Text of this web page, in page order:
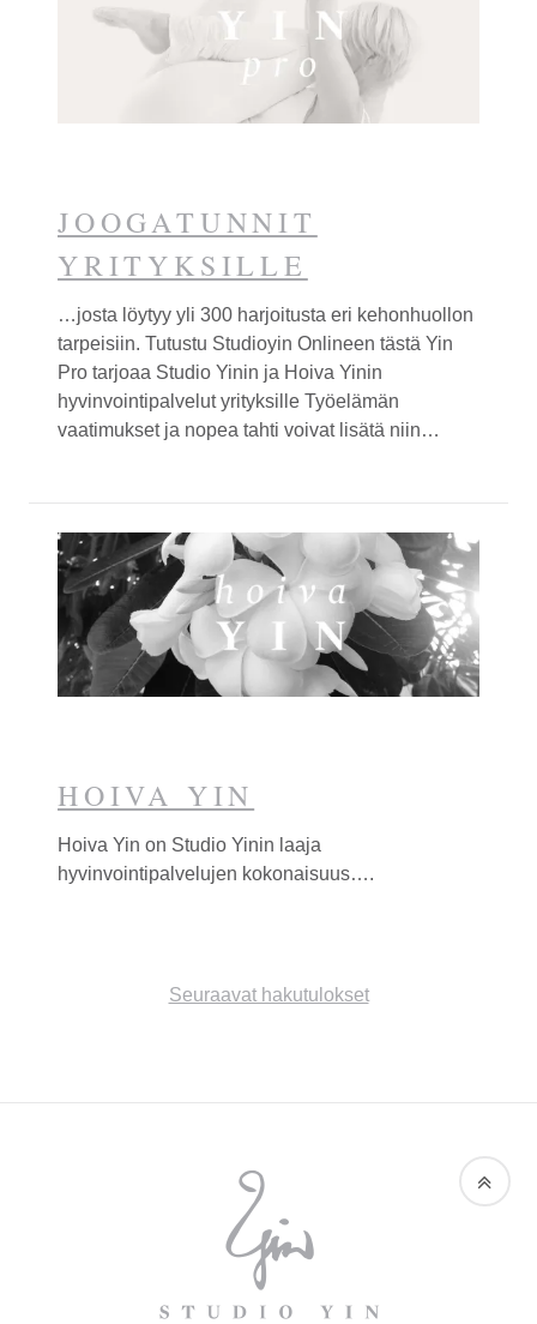
JOOGATUNNIT
YRITYKSILLE
…josta löytyy yli 300 harjoitusta eri kehonhuollon
tarpeisiin. Tutustu Studioyin Onlineen tästä Yin
Pro tarjoaa Studio Yinin ja Hoiva Yinin
hyvinvointipalvelut yrityksille Työelämän
vaatimukset ja nopea tahti voivat lisätä niin…
HOIVA YIN
Hoiva Yin on Studio Yinin laaja
hyvinvointipalvelujen kokonaisuus….
Hakutulosnavigaatio
Seuraavat hakutulokset
STUDIO
STUDIO